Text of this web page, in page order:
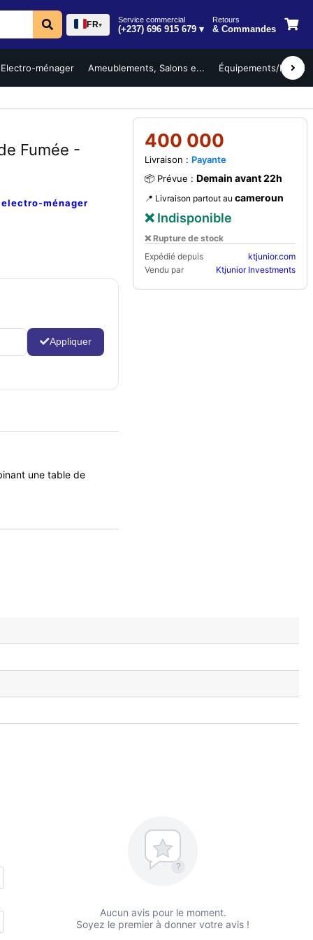
FR▾
Service commercial
(+237) 696 915 679 ▾
Retours
& Commandes
Electro-ménager Ameublements, Salons e... Équipements/
Fumée -
electro-ménager
Appliquer
une table de
400 000
Livraison : Payante
📦 Prévue : Demain avant 22h
📍 Livraison partout au cameroun
❌ Indisponible
❌ Rupture de stock
Expédié depuis
ktjunior.com
Vendu par
Ktjunior Investments
?
Aucun avis pour le moment.
Soyez le premier à donner votre avis !